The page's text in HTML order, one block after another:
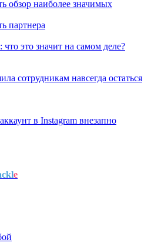
обзор наиболее значимых
это значит на самом деле?
сотрудникам навсегда остаться
в Instagram внезапно
e